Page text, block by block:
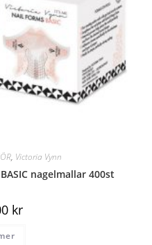
, Victoria Vynn
nagelmallar 400st
kr